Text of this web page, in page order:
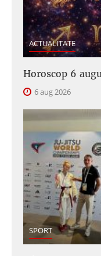
ACTUALITATE
Horoscop 6
6 aug 2026
SPORT